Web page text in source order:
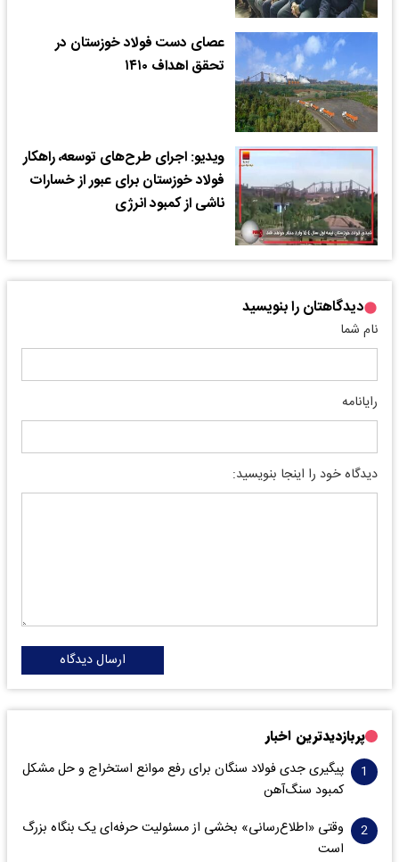
عصای دست فولاد خوزستان در
تحقق اهداف ۱۴۱۰
ویدیو: اجرای طرح‌های توسعه، راهکار
فولاد خوزستان برای عبور از خسارات
ناشی از کمبود انرژی
دیدگاهتان را بنویسید
نام شما
رایانامه
دیدگاه خود را اینجا بنویسید:
ارسال دیدگاه
پربازدیدترین اخبار
پیگیری جدی فولاد سنگان برای رفع موانع استخراج و حل مشکل
کمبود سنگ‌آهن
وقتی «اطلاع‌رسانی» بخشی از مسئولیت حرفه‌ای یک بنگاه بزرگ
است